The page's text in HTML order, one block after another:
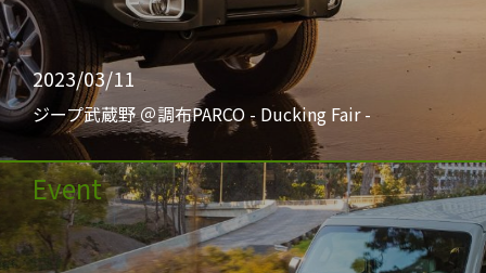
2023/03/11
ジープ武蔵野 ＠調布PARCO - Ducking Fair -
Event